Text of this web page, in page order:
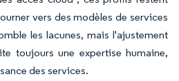
vers des modèles de services
les lacunes, mais l'ajustement
toujours une expertise humaine,
des services.